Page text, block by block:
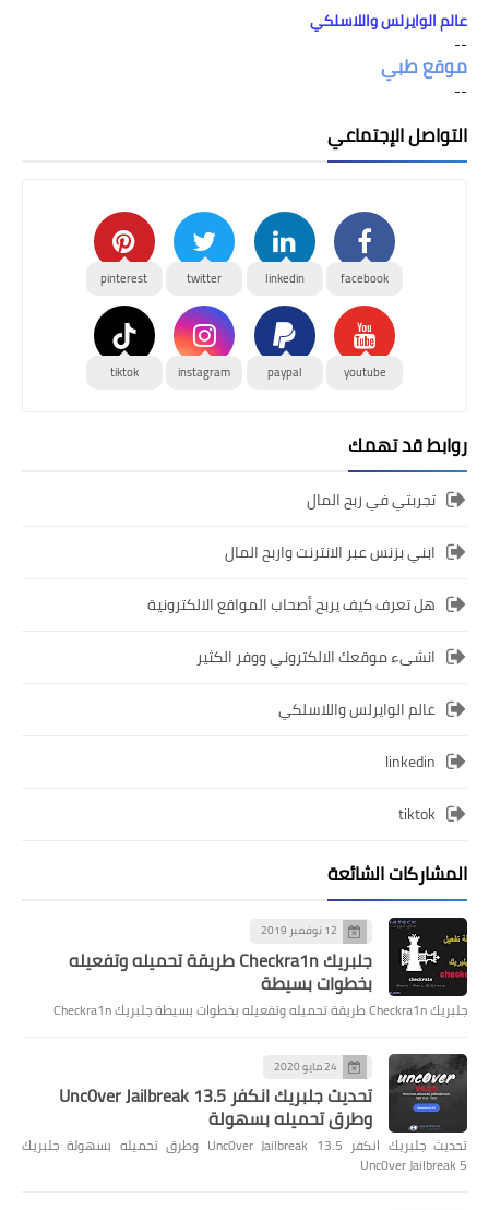
عالم الوايرلس واللاسلكي
--
موقع طبي
--
التواصل الإجتماعي
facebook
linkedin
twitter
pinterest
youtube
paypal
instagram
tiktok
روابط قد تهمك
تجربتي في ربح المال
ابني بزنس عبر الانترنت واربح المال
هل تعرف كيف يربح أصحاب المواقع الالكترونية
انشىء موقعك الالكتروني ووفر الكثير
عالم الوايرلس واللاسلكي
linkedin
tiktok
المشاركات الشائعة
12 نوفمبر 2019
جلبريك Checkra1n طريقة تحميله وتفعيله
بخطوات بسيطة
جلبريك Checkra1n طريقة تحميله وتفعيله بخطوات بسيطة جلبريك Checkra1n
24 مايو 2020
تحديث جلبريك انكفر Unc0ver Jailbreak 13.5
وطرق تحميله بسهولة
تحديث جلبريك انكفر Unc0ver Jailbreak 13.5 وطرق تحميله بسهولة جلبريك
Unc0ver Jailbreak 5